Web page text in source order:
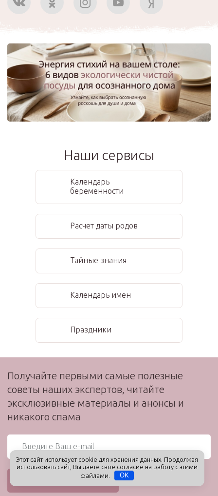
Наши сервисы
Календарь
беременности
Расчет даты родов
Тайные знания
Календарь имен
Праздники
Получайте первыми самые полезные
советы наших экспертов, читайте
эксклюзивные материалы и анонсы и
никакого спама
Этот сайт использует cookie для хранения данных. Продолжая
использовать сайт, Вы даете свое согласие на работу с этими
файлами.
OK